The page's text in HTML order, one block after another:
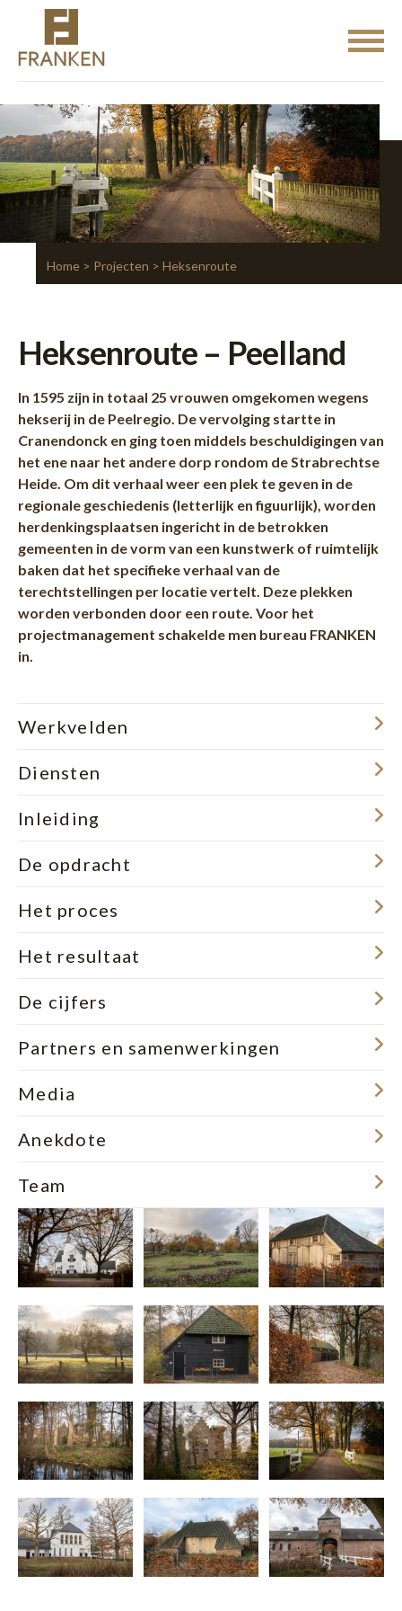
Home > Projecten > Heksenroute
Heksenroute – Peelland
In 1595 zijn in totaal 25 vrouwen omgekomen wegens
hekserij in de Peelregio. De vervolging startte in
Cranendonck en ging toen middels beschuldigingen van
het ene naar het andere dorp rondom de Strabrechtse
Heide. Om dit verhaal weer een plek te geven in de
regionale geschiedenis (letterlijk en figuurlijk), worden
herdenkingsplaatsen ingericht in de betrokken
gemeenten in de vorm van een kunstwerk of ruimtelijk
baken dat het specifieke verhaal van de
terechtstellingen per locatie vertelt. Deze plekken
worden verbonden door een route. Voor het
projectmanagement schakelde men bureau FRANKEN
in.
Werkvelden
Diensten
Inleiding
De opdracht
Het proces
Het resultaat
De cijfers
Partners en samenwerkingen
Media
Anekdote
Team